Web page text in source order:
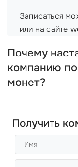
Записаться
или на сайте
Почему
компанию по
монет?
Получить